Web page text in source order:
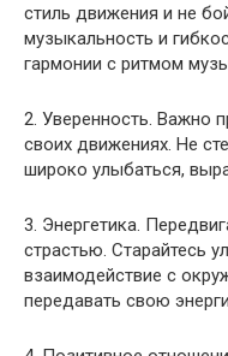
стиль движения и не
музыкальность и
гармонии с ритмом
2. Уверенность. Важно
своих движениях. Не
широко улыбаться,
3. Энергетика.
страстью. Старайтесь
взаимодействие с
передавать свою